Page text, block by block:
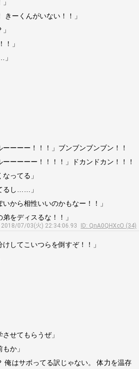
きーくんがいない！！」
！」
ーーー！！！」ブンブンブンブン！！
ーーーー！！！！」ドカンドカン！！！
ってる」
るし……」
から相性いいのかもなー！！」
をディスるな！！」
2018/07/03(火) 22:34:06.93
ID: QnA0QHXcO (34)
してこいつらを倒すぞ！！」
せてもらうぜ」
か」
俺はサボってる訳じゃない。 体力を温存